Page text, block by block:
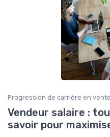
Progression de carrière en vente
Vendeur salaire :
savoir pour